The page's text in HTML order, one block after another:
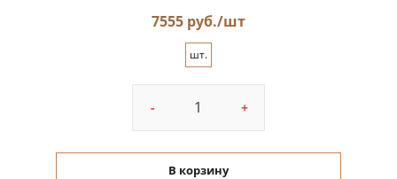
7555 руб./шт
шт.
- +
В корзину